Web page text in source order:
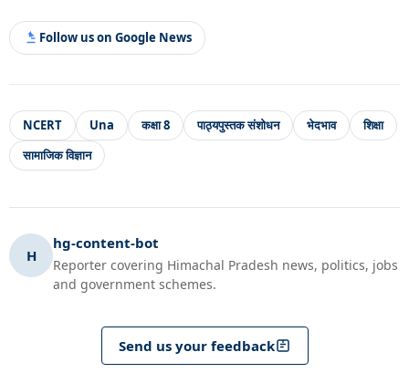
Follow us on Google News
NCERT Una कक्षा 8 पाठ्यपुस्तक संशोधन भेदभाव
शिक्षा
सामाजिक विज्ञान
H
hg-content-bot
Reporter covering Himachal Pradesh news, politics, jobs
and government schemes.
Send us your feedback